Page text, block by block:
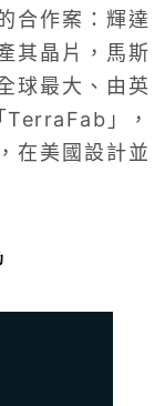
合作案：輝達
其晶片，馬斯
球最大、由英
TerraFab」，
在美國設計並